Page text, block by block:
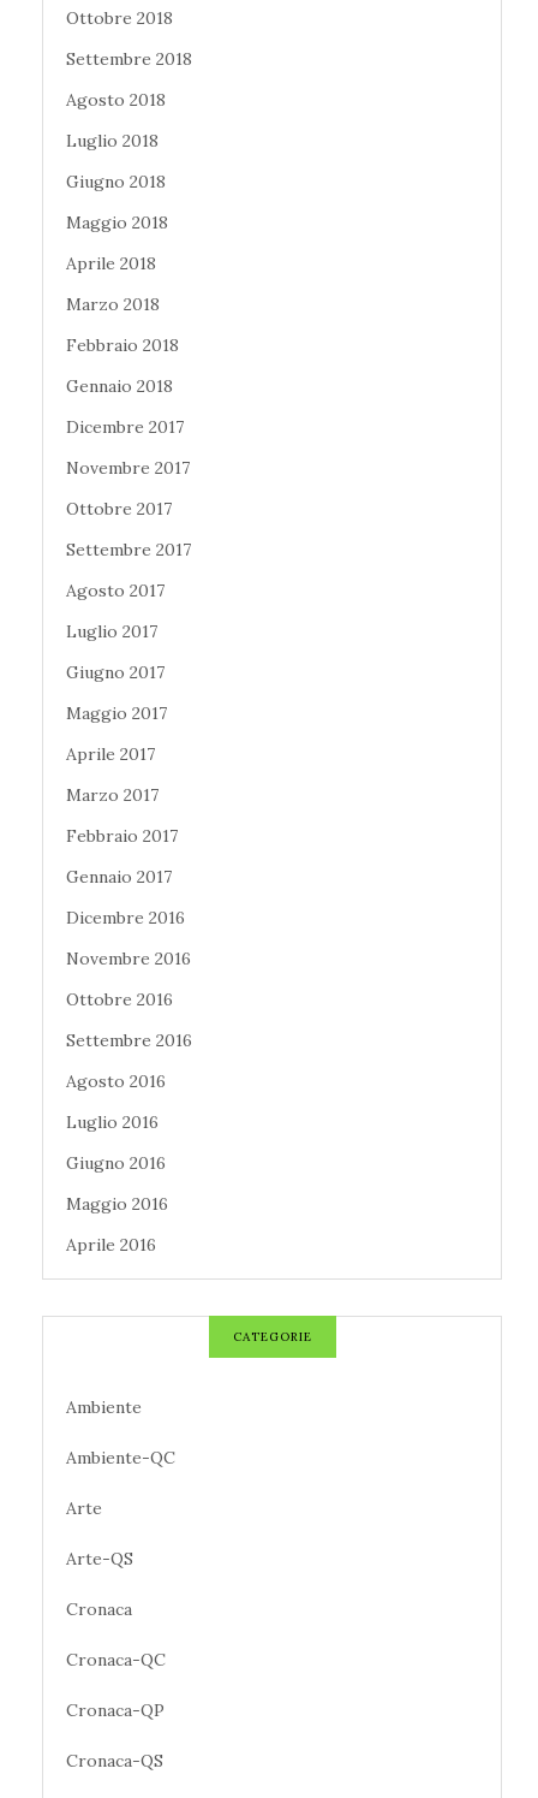
Ottobre 2018
Settembre 2018
Agosto 2018
Luglio 2018
Giugno 2018
Maggio 2018
Aprile 2018
Marzo 2018
Febbraio 2018
Gennaio 2018
Dicembre 2017
Novembre 2017
Ottobre 2017
Settembre 2017
Agosto 2017
Luglio 2017
Giugno 2017
Maggio 2017
Aprile 2017
Marzo 2017
Febbraio 2017
Gennaio 2017
Dicembre 2016
Novembre 2016
Ottobre 2016
Settembre 2016
Agosto 2016
Luglio 2016
Giugno 2016
Maggio 2016
Aprile 2016
CATEGORIE
Ambiente
Ambiente-QC
Arte
Arte-QS
Cronaca
Cronaca-QC
Cronaca-QP
Cronaca-QS